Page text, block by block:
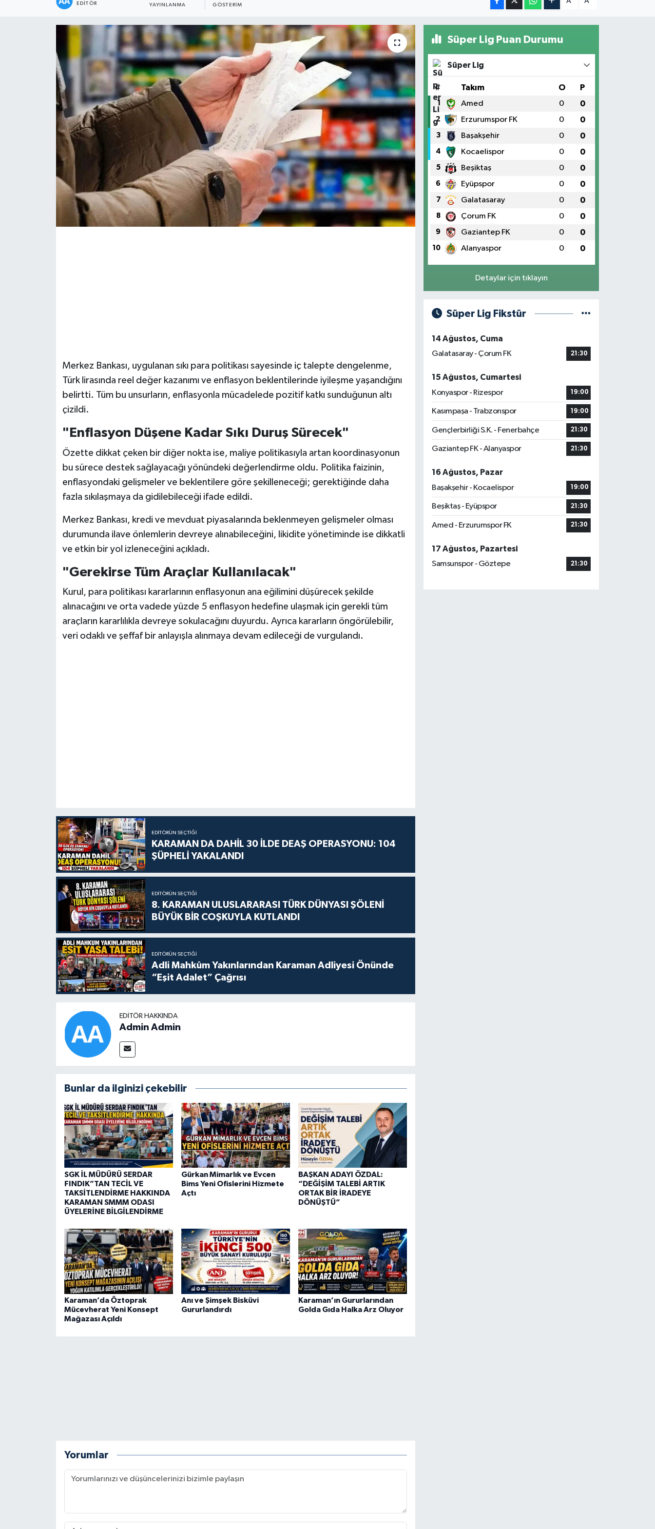
EDITÖR YAYINLANMA GÖSTERIM
Merkez Bankası, uygulanan sıkı para politikası sayesinde iç talepte dengelenme,
Türk lirasında reel değer kazanımı ve enflasyon beklentilerinde iyileşme yaşandığını
belirtti. Tüm bu unsurların, enflasyonla mücadelede pozitif katkı sunduğunun altı
çizildi.
"Enflasyon Düşene Kadar Sıkı Duruş Sürecek"
Özette dikkat çeken bir diğer nokta ise, maliye politikasıyla artan koordinasyonun
bu sürece destek sağlayacağı yönündeki değerlendirme oldu. Politika faizinin,
enflasyondaki gelişmeler ve beklentilere göre şekilleneceği; gerektiğinde daha
fazla sıkılaşmaya da gidilebileceği ifade edildi.
Merkez Bankası, kredi ve mevduat piyasalarında beklenmeyen gelişmeler olması
durumunda ilave önlemlerin devreye alınabileceğini, likidite yönetiminde ise dikkatli
ve etkin bir yol izleneceğini açıkladı.
"Gerekirse Tüm Araçlar Kullanılacak"
Kurul, para politikası kararlarının enflasyonun ana eğilimini düşürecek şekilde
alınacağını ve orta vadede yüzde 5 enflasyon hedefine ulaşmak için gerekli tüm
araçların kararlılıkla devreye sokulacağını duyurdu. Ayrıca kararların öngörülebilir,
veri odaklı ve şeffaf bir anlayışla alınmaya devam edileceği de vurgulandı.
EDITÖRÜN SEÇTIĞI
KARAMAN DA DAHİL 30 İLDE DEAŞ OPERASYONU: 104
ŞÜPHELİ YAKALANDI
EDITÖRÜN SEÇTIĞI
8. KARAMAN ULUSLARARASI TÜRK DÜNYASI ŞÖLENİ
BÜYÜK BİR COŞKUYLA KUTLANDI
EDITÖRÜN SEÇTIĞI
Adli Mahkûm Yakınlarından Karaman Adliyesi Önünde
“Eşit Adalet” Çağrısı
EDITÖR HAKKINDA
Admin Admin
Bunlar da ilginizi çekebilir
SGK İL MÜDÜRÜ SERDAR
FINDIK”TAN TECİL VE
TAKSİTLENDİRME HAKKINDA
KARAMAN SMMM ODASI
ÜYELERİNE BİLGİLENDİRME
Gürkan Mimarlık ve Evcen
Bims Yeni Ofislerini Hizmete
Açtı
BAŞKAN ADAYI ÖZDAL:
“DEĞİŞİM TALEBİ ARTIK
ORTAK BİR İRADEYE
DÖNÜŞTÜ”
Karaman’da Öztoprak
Mücevherat Yeni Konsept
Mağazası Açıldı
Anı ve Şimşek Bisküvi
Gururlandırdı
Karaman’ın Gururlarından
Golda Gıda Halka Arz Oluyor
Yorumlar
Süper Lig Puan Durumu
Süper Lig
# Takım O P
1 Amed 0 0
2 Erzurumspor FK 0 0
3 Başakşehir 0 0
4 Kocaelispor 0 0
5 Beşiktaş 0 0
6 Eyüpspor 0 0
7 Galatasaray 0 0
8 Çorum FK 0 0
9 Gaziantep FK 0 0
10 Alanyaspor 0 0
Detaylar için tıklayın
Süper Lig Fikstür
14 Ağustos, Cuma
Galatasaray - Çorum FK
21:30
15 Ağustos, Cumartesi
Konyaspor - Rizespor
19:00
Kasımpaşa - Trabzonspor 19:00
Gençlerbirliği S.K. - Fenerbahçe 21:30
Gaziantep FK - Alanyaspor 21:30
16 Ağustos, Pazar
Başakşehir - Kocaelispor
19:00
Beşiktaş - Eyüpspor 21:30
Amed - Erzurumspor FK 21:30
17 Ağustos, Pazartesi
Samsunspor - Göztepe
21:30
Vefat Edenler
Video Galeri